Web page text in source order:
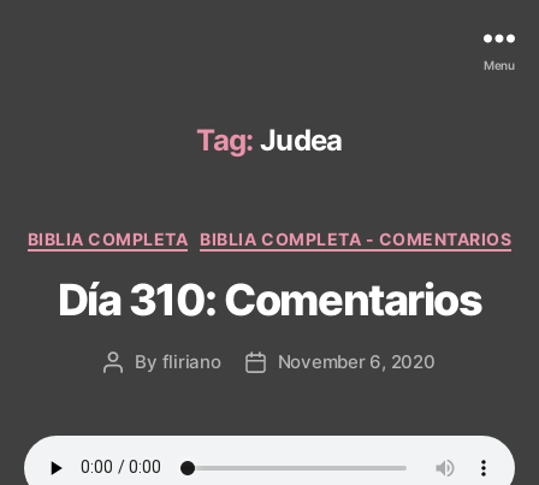
Menu
Tag: Judea
Categories
BIBLIA COMPLETA BIBLIA COMPLETA - COMENTARIOS
Día 310: Comentarios
Post
By fliriano
PostNovember 6, 2020